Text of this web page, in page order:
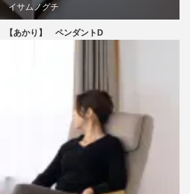
イサムノグチ
【あかり】 ペンダントD